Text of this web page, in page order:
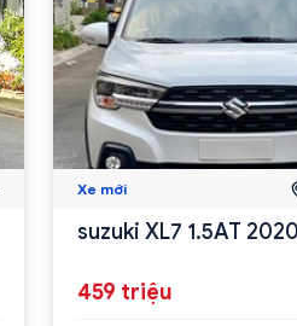
Xe mới
suzuki XL7 1.5AT 2020
459 triệu